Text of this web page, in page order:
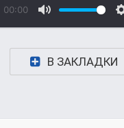
00:00
В ЗАКЛАДКИ